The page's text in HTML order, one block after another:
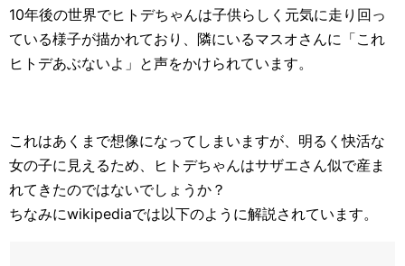
10年後の世界でヒトデちゃんは子供らしく元気に走り回っ
ている様子が描かれており、隣にいるマスオさんに「これ
ヒトデあぶないよ」と声をかけられています。
これはあくまで想像になってしまいますが、明るく快活な
女の子に見えるため、ヒトデちゃんはサザエさん似で産ま
れてきたのではないでしょうか？
ちなみにwikipediaでは以下のように解説されています。